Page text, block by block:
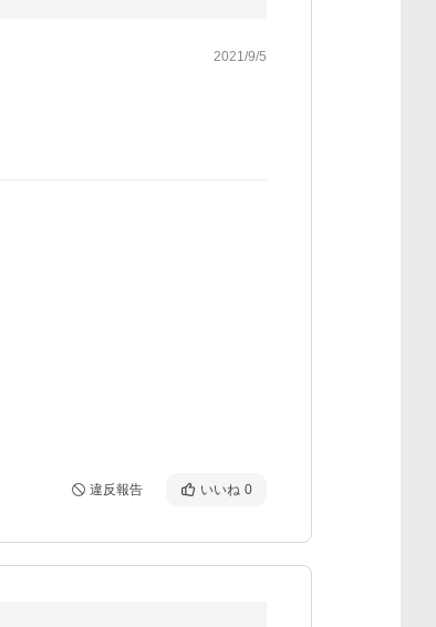
2021/9/5
違反報告 いいね 0